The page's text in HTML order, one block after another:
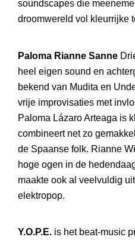
soundscapes die
droomwereld vol kleurrijke
Paloma Rianne Sanne
heel eigen sound en
bekend van Mudita en
vrije improvisaties met
Paloma Lázaro Arteaga is
combineert net zo
de Spaanse folk. Rianne
hoge ogen in de
maakte ook al veelvuldig
elektropop.
Y.O.P.E. is het beat-music